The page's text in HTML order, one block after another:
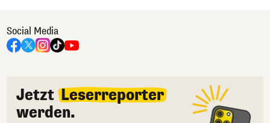
Social Media
Jetzt Leserreporter
werden.